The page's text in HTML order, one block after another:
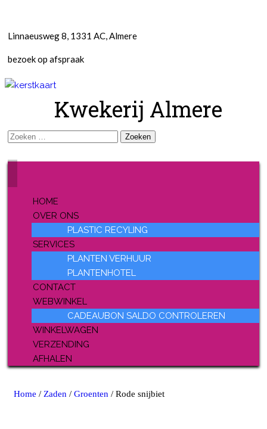
Linnaeusweg 8, 1331 AC, Almere
bezoek op afspraak
Kwekerij Almere
Zoeken
HOME
OVER ONS
PLASTIC RECYLING
SERVICES
PLANTEN VERHUUR
PLANTENHOTEL
CONTACT
WEBWINKEL
CADEAUBON SALDO CONTROLEREN
WINKELWAGEN
VERZENDING
AFHALEN
Home / Zaden / Groenten / Rode snijbiet